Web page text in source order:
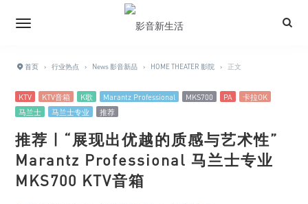
首页 › 行业热点 › News 影音新品 › HOME THEATER 影院 › 正文
KTV KTV音箱 K歌 Marantz Professional MKS700 PA
卡拉OK
马兰士
马兰士专业 推荐
推荐 | “展现出优越的质感与艺术性”
Marantz Professional 马兰士专业
MKS700 KTV音箱